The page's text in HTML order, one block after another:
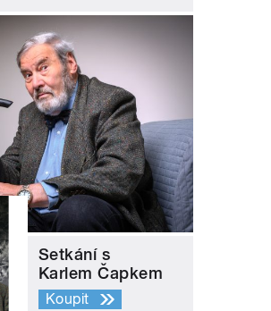
Setkání s
Karlem Čapkem
Koupit